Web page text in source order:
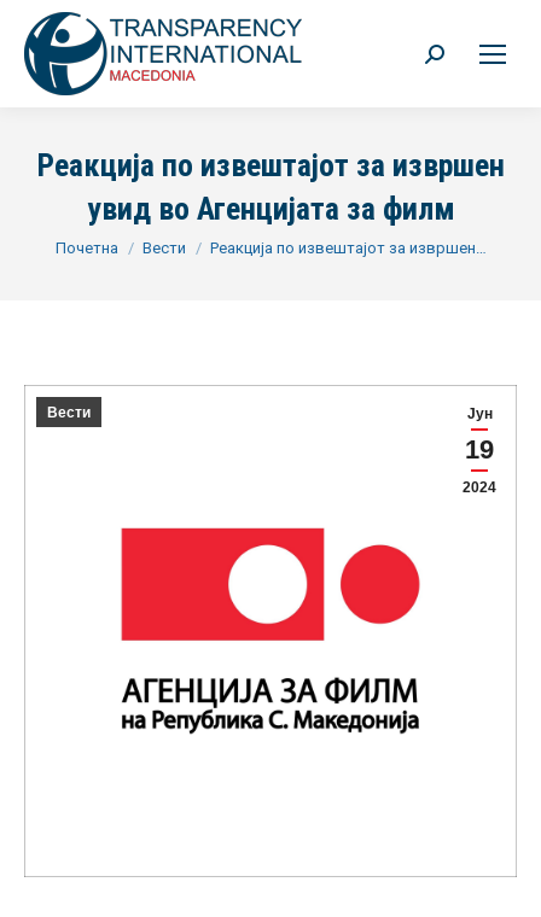
Search:
Реакција по извештајот за извршен
увид во Агенцијата за филм
You are here:
Почетна Вести Реакција по извештајот за извршен…
Јун
19
2024
Вести